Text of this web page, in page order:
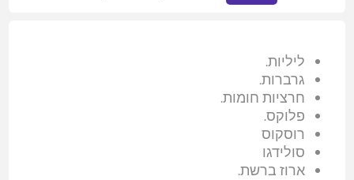
ליליות.
גרברות.
חרציות חומות.
פלוקס.
רוסקוס
סולידגו
ארוז ברשת.